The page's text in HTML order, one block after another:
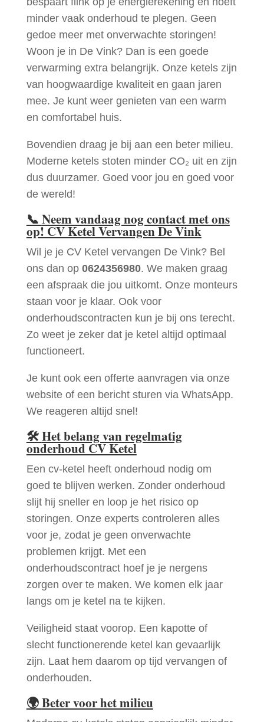
minder vaak onderhoud te plegen. Geen
gedoe meer met onverwachte storingen!
Woon je in De Vink? Dan is een goede
verwarming extra belangrijk. Onze ketels zijn
van hoogwaardige kwaliteit en gaan jaren
mee. Je kunt weer genieten van een warm
en comfortabel huis.
Bovendien draag je bij aan een beter milieu.
Moderne ketels stoten minder CO₂ uit en zijn
dus duurzamer. Goed voor jou en goed voor
de wereld!
📞 Neem vandaag nog contact met ons
op! CV Ketel Vervangen De Vink
Wil je je CV Ketel vervangen De Vink? Bel
ons dan op 0624356980. We maken graag
een afspraak die jou uitkomt. Onze monteurs
staan voor je klaar. Ook voor
onderhoudscontracten kun je bij ons terecht.
Zo weet je zeker dat je ketel altijd optimaal
functioneert.
Je kunt ook een offerte aanvragen via onze
website of een bericht sturen via WhatsApp.
We reageren altijd snel!
🛠Het belang van regelmatig
onderhoud CV Ketel
Een cv-ketel heeft onderhoud nodig om
goed te blijven werken. Zonder onderhoud
slijt hij sneller en loop je het risico op
storingen. Onze experts controleren alles
voor je, zodat je geen onverwachte
problemen krijgt. Met een
onderhoudscontract hoef je je nergens
zorgen over te maken. We komen elk jaar
langs om je ketel na te kijken.
Veiligheid staat voorop. Een kapotte of
slecht functionerende ketel kan gevaarlijk
zijn. Laat hem daarom op tijd vervangen of
onderhouden.
🌍Beter voor het milieu